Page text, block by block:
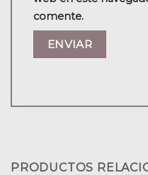
comente.
PRODUCTOS